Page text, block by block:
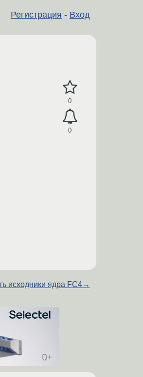
Регистрация - Вход
0
0
исходники ядра FC4→